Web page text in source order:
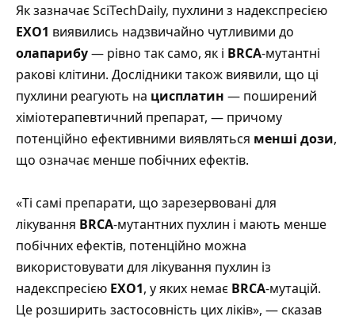
Як зазначає SciTechDaily, пухлини з надекспресією
EXO1 виявились надзвичайно чутливими до
олапарибу— рівно так само, як і BRCA-мутантні
ракові клітини. Дослідники також виявили, що ці
пухлини реагують на цисплатин — поширений
хіміотерапевтичний препарат, — причому
потенційно ефективними виявляться менші дози,
що означає менше побічних ефектів.
«Ті самі препарати, що зарезервовані для
лікування BRCA-мутантних пухлин і мають менше
побічних ефектів, потенційно можна
використовувати для лікування пухлин із
надекспресією EXO1, у яких немає BRCA-мутацій.
Це розширить застосовність цих ліків», — сказав